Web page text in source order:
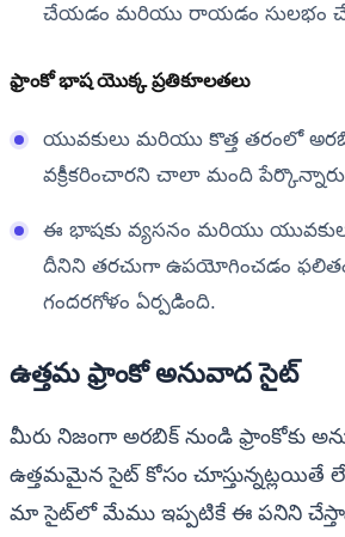
చేయడం మరియు రాయడం సులభం
ఫ్రాంకో భాష యొక్క ప్రతికూలతలు
యువకులు మరియు కొత్త తరంలో
వక్రీకరించారని చాలా మంది
ఈ భాషకు వ్యసనం మరియు
దీనిని తరచుగా ఉపయోగించడం
గందరగోళం ఏర్పడింది.
ఉత్తమ ఫ్రాంకో అనువాద సైట్
మీరు నిజంగా అరబిక్ నుండి ఫ్రాంకోకు
ఉత్తమమైన సైట్ కోసం చూస్తున్నట్లయితే
మా సైట్‌లో మేము ఇప్పటికే ఈ పనిని